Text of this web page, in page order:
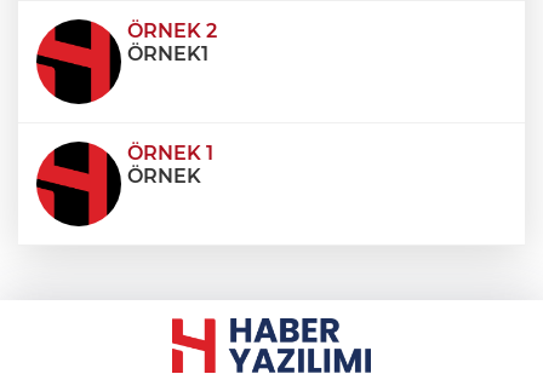
condimentum eros et, faucibus sapien. Praese
ÖRNEK 2
ÖRNEK1
ÖRNEK 1
ÖRNEK